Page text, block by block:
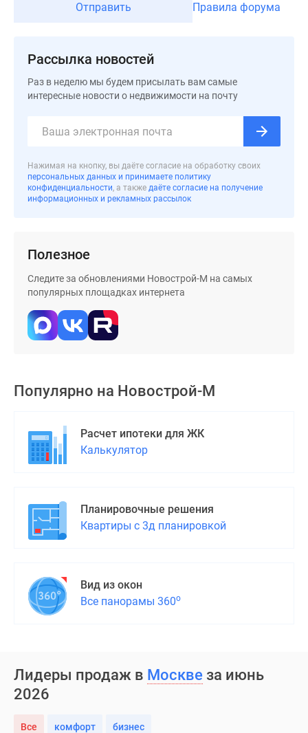
Реклама
места
Апартаменты
#траншевая
Квартиры
скидками
новостроек
застройщиком
Rutube
Поиск
Москве
Программа
Москве
Новостройки
премиум-
класса
Рассрочка
ипотека
Отправить Правила форума
Рассылка новостей
Раз в неделю мы будем присылать вам самые
интересные новости о недвижимости на почту
Нажимая на кнопку, вы даёте согласие на обработку своих
персональных данных и принимаете политику
конфиденциальности, а также даёте согласие на получение
информационных и рекламных рассылок
Полезное
Следите за обновлениями Новострой-М на самых
популярных площадках интернета
Популярно на Новострой-М
Расчет ипотеки для ЖК
Калькулятор
Планировочные решения
Квартиры с 3д планировкой
Вид из окон
Все панорамы 360о
Лидеры продаж в Москве за июнь
2026
Все комфорт бизнес